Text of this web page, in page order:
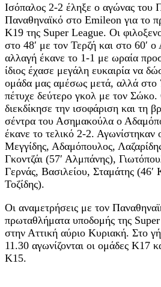
Ισόπαλος 2-2 έληξε ο αγώνας του
Παναθηναϊκό στο Emileon για το
Κ19 της Super League. Οι
στο 48′ με τον Τερζή και στο 60′
αλλαγή έκανε το 1-1 με ωραία
ίδιος έχασε μεγάλη ευκαιρία να
ομάδα μας αμέσως μετά, αλλά στο
πέτυχε δεύτερο γκολ με τον
διεκδίκησε την ισοφάριση και τη
σέντρα του Ασημακούλα ο
έκανε το τελικό 2-2. Αγωνίστηκαν
Μεγγίδης, Αδαμόπουλος,
Γκοντζάι (57′ Αλμπάνης),
Γερνάς, Βασιλείου, Σταμάτης (46′
Τοζίδης).
Οι αναμετρήσεις με τον
πρωταθλήματα υποδομής της Super
στην Αττική αύριο Κυριακή. Στο
11.30 αγωνίζονται οι ομάδες Κ17
Κ15.